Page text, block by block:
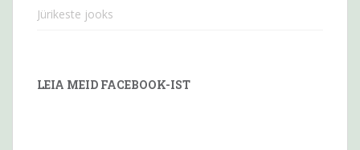
Jürikeste jooks
LEIA MEID FACEBOOK-IST